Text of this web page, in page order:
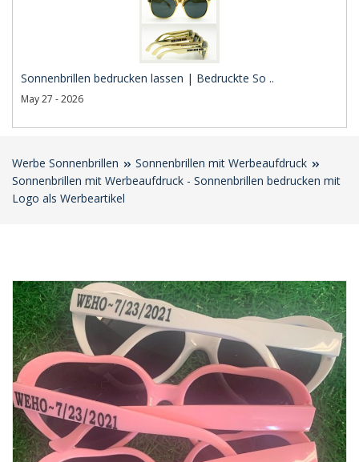
Sonnenbrillen bedrucken lassen | Bedruckte So ..
May 27 - 2026
Werbe Sonnenbrillen
Sonnenbrillen mit Werbeaufdruck
Sonnenbrillen mit Werbeaufdruck - Sonnenbrillen bedrucken mit
Logo als Werbeartikel